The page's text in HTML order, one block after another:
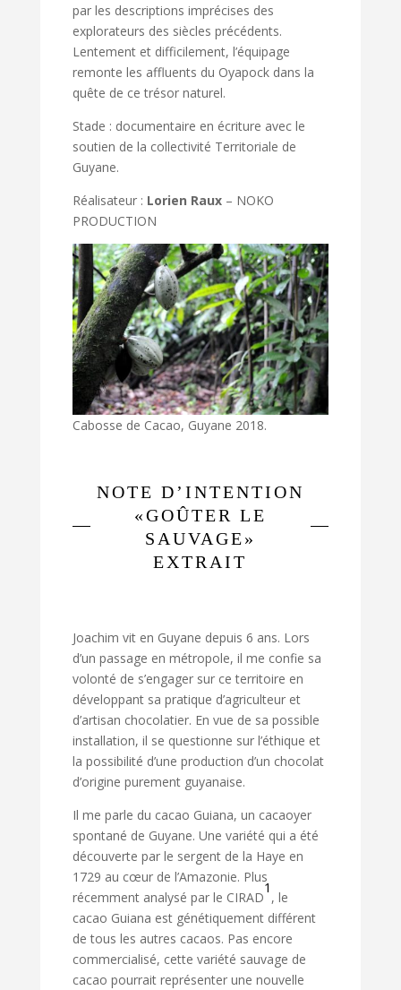
par les descriptions imprécises des
explorateurs des siècles précédents.
Lentement et difficilement, l’équipage
remonte les affluents du Oyapock dans la
quête de ce trésor naturel.
Stade : documentaire en écriture avec le
soutien de la collectivité Territoriale de
Guyane.
Réalisateur : Lorien Raux– NOKO
PRODUCTION
Cabosse de Cacao, Guyane 2018.
NOTE D’INTENTION
«GOÛTER LE
SAUVAGE»
EXTRAIT
Joachim vit en Guyane depuis 6 ans. Lors
d’un passage en métropole, il me confie sa
volonté de s’engager sur ce territoire en
développant sa pratique d’agriculteur et
d’artisan chocolatier. En vue de sa possible
installation, il se questionne sur l’éthique et
la possibilité d’une production d’un chocolat
d’origine purement guyanaise.
Il me parle du cacao Guiana, un cacaoyer
spontané de Guyane. Une variété qui a été
découverte par le sergent de la Haye en
1729 au cœur de l’Amazonie. Plus
récemment analysé par le CIRAD
1
, le
cacao Guiana est génétiquement différent
de tous les autres cacaos. Pas encore
commercialisé, cette variété sauvage de
cacao pourrait représenter une nouvelle